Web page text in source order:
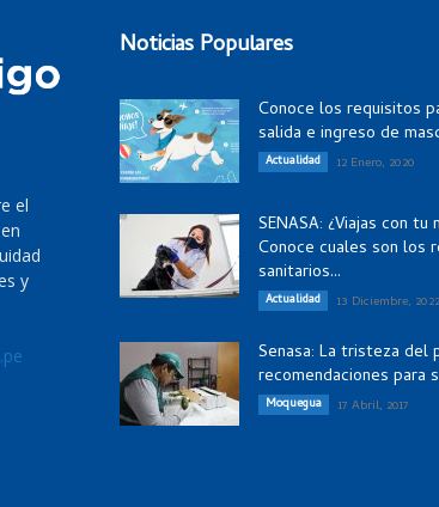
el
y
Noticias Populares
Conoce los requisitos
salida e ingreso de
Actualidad 12 Enero, 2020
SENASA: ¿Viajas con tu
Conoce cuales son los
sanitarios...
Actualidad 13 Diciembre, 2022
Senasa: La tristeza del
recomendaciones para
Moquegua 17 Abril, 2017